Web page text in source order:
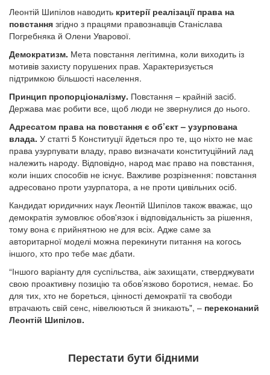
Леонтій Шипілов наводить критерії реалізації права на
повстання згідно з працями правознавців Станіслава
Погребняка й Олени Уварової.
Демократизм. Мета повстання легітимна, коли виходить із
мотивів захисту порушених прав. Характеризується
підтримкою більшості населення.
Принцип пропорціоналізму. Повстання – крайній засіб.
Держава має робити все, щоб люди не звернулися до нього.
Адресатом права на повстання є об’єкт – узурпована
влада. У статті 5 Конституції йдеться про те, що ніхто не має
права узурпувати владу, право визначати конституційний лад
належить народу. Відповідно, народ має право на повстання,
коли інших способів не існує. Важливе розрізнення: повстання
адресовано проти узурпатора, а не проти цивільних осіб.
Кандидат юридичних наук Леонтій Шипілов також вважає, що
демократія зумовлює обов'язок і відповідальність за рішення,
тому вона є прийнятною не для всіх. Адже саме за
авторитарної моделі можна перекинути питання на когось
іншого, хто про тебе має дбати.
“Іншого варіанту для суспільства, аіж захищати, стверджувати
свою проактивну позицію та обов’язково боротися, немає. Бо
для тих, хто не бореться, цінності демократії та свободи
втрачають свій сенс, нівелюються й зникають", – переконаний
Леонтій Шипілов.
Перестати бути бідними